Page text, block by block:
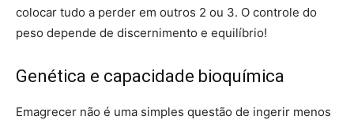
colocar tudo a perder em outros 2 ou 3. O controle do
peso depende de discernimento e equilíbrio!
Genética e capacidade bioquímica
Emagrecer não é uma simples questão de ingerir menos